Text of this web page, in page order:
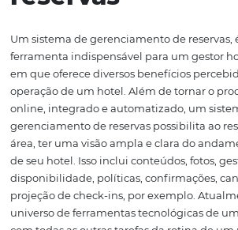
bem como suas funções e vantagens.
1. Sistema de
reservas
Um sistema de gerenciamento de
ferramenta indispensável para um
em que oferece diversos benefícios